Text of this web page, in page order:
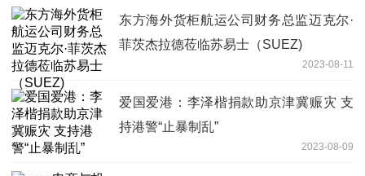
东方海外货柜航运公司财务总监迈克尔·
菲茨杰拉德莅临苏易士（SUEZ)
2023-08-11
爱国爱港：李泽楷捐款助京津冀赈灾 支
持港警“止暴制乱”
2023-08-09